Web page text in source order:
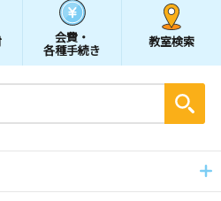
会費・
各種手続き
教室検索